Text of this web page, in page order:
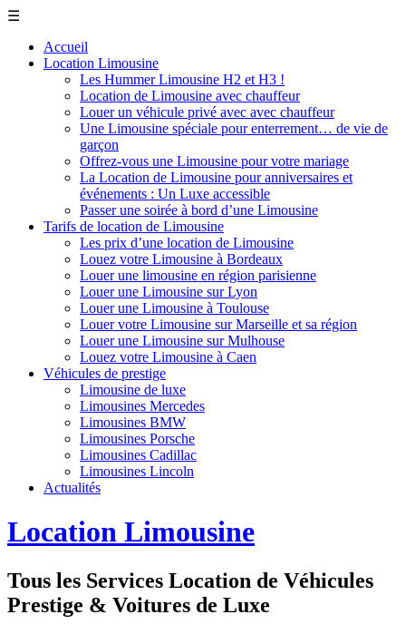
☰
Accueil
Location Limousine
Les Hummer Limousine H2 et H3 !
Location de Limousine avec chauffeur
Louer un véhicule privé avec avec chauffeur
Une Limousine spéciale pour enterrement… de vie de
garçon
Offrez-vous une Limousine pour votre mariage
La Location de Limousine pour anniversaires et
événements : Un Luxe accessible
Passer une soirée à bord d’une Limousine
Tarifs de location de Limousine
Les prix d’une location de Limousine
Louez votre Limousine à Bordeaux
Louer une limousine en région parisienne
Louer une Limousine sur Lyon
Louer une Limousine à Toulouse
Louer votre Limousine sur Marseille et sa région
Louer une Limousine sur Mulhouse
Louez votre Limousine à Caen
Véhicules de prestige
Limousine de luxe
Limousines Mercedes
Limousines BMW
Limousines Porsche
Limousines Cadillac
Limousines Lincoln
Actualités
Location Limousine
Tous les Services Location de Véhicules
Prestige & Voitures de Luxe